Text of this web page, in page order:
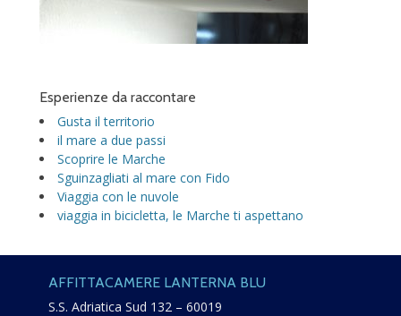
Esperienze da raccontare
Gusta il territorio
il mare a due passi
Scoprire le Marche
Sguinzagliati al mare con Fido
Viaggia con le nuvole
viaggia in bicicletta, le Marche ti aspettano
AFFITTACAMERE LANTERNA BLU
S.S. Adriatica Sud 132 – 60019